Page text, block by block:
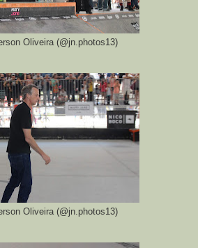
Oliveira (@jn.photos13)
Oliveira (@jn.photos13)